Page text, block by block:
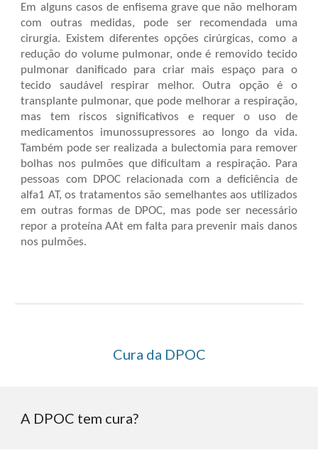
Em alguns casos de enfisema grave que não melhoram
com outras medidas, pode ser recomendada uma
cirurgia. Existem diferentes opções cirúrgicas, como a
redução do volume pulmonar, onde é removido tecido
pulmonar danificado para criar mais espaço para o
tecido saudável respirar melhor. Outra opção é o
transplante pulmonar, que pode melhorar a respiração,
mas tem riscos significativos e requer o uso de
medicamentos imunossupressores ao longo da vida.
Também pode ser realizada a bulectomia para remover
bolhas nos pulmões que dificultam a respiração. Para
pessoas com DPOC relacionada com a deficiência de
alfa1 AT, os tratamentos são semelhantes aos utilizados
em outras formas de DPOC, mas pode ser necessário
repor a proteína AAt em falta para prevenir mais danos
nos pulmões.
Cura da DPOC
A DPOC tem cura?